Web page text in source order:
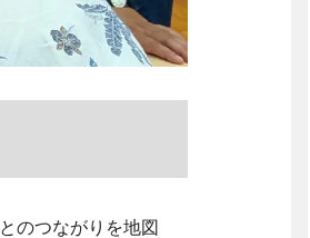
のつながりを地図